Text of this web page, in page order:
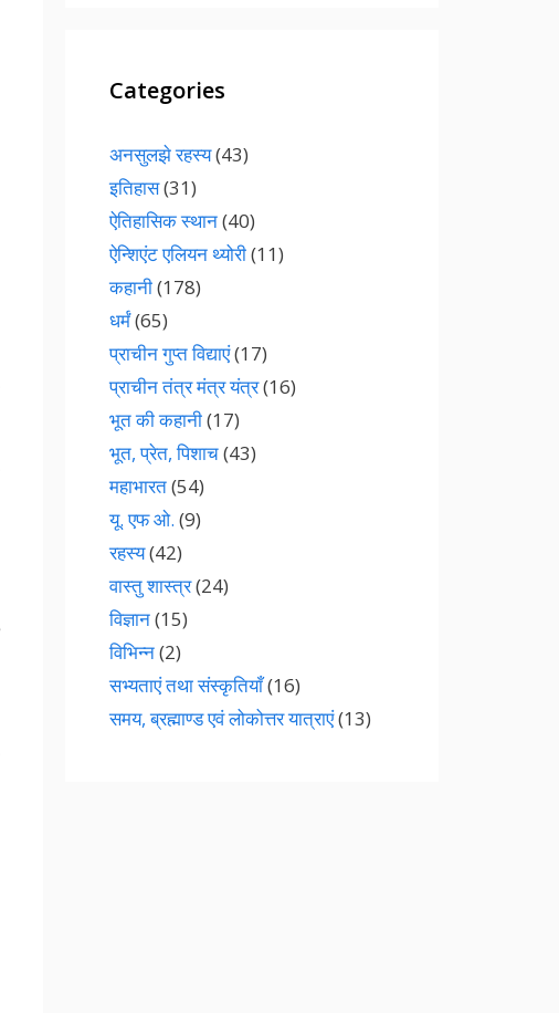
Categories
अनसुलझे रहस्य(43)
इतिहास(31)
ऐतिहासिक स्थान(40)
ऐन्शिएंट एलियन थ्योरी(11)
कहानी(178)
धर्मं(65)
प्राचीन गुप्त विद्याएं(17)
प्राचीन तंत्र मंत्र यंत्र(16)
भूत की कहानी(17)
भूत, प्रेत, पिशाच(43)
महाभारत(54)
यू. एफ ओ. (9)
रहस्य(42)
वास्तु शास्त्र(24)
विज्ञान(15)
विभिन्न(2)
सभ्यताएं तथा संस्कृतियाँ(16)
समय, ब्रह्माण्ड एवं लोकोत्तर यात्राएं(13)